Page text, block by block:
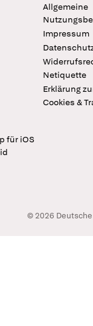
Allgemeine
Impressum
Netiquette
Erklärung
Cookies &
für iOS
© 2026